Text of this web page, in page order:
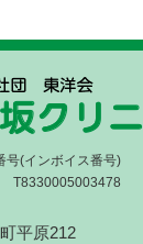
号(インボイス番号)
T8330005003478
平原212